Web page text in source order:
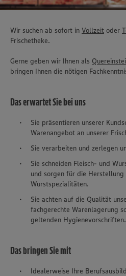
Wir suchen ab sofort in Vollzeit oder
Frischetheke.
Gerne geben wir Ihnen als
bringen Ihnen die nötigen
Das erwartet Sie bei uns
Sie präsentieren unserer
Warenangebot an unserer
Sie verarbeiten und zerlegen
Sie schneiden Fleisch- und
und sorgen für die
Wurstspezialitäten.
Sie achten auf die Qualität
fachgerechte Warenlagerung
geltenden Hygienevorschriften.
Das bringen Sie mit
Idealerweise Ihre